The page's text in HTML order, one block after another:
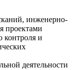
инженерно-
проектами
контроля и
деятельности